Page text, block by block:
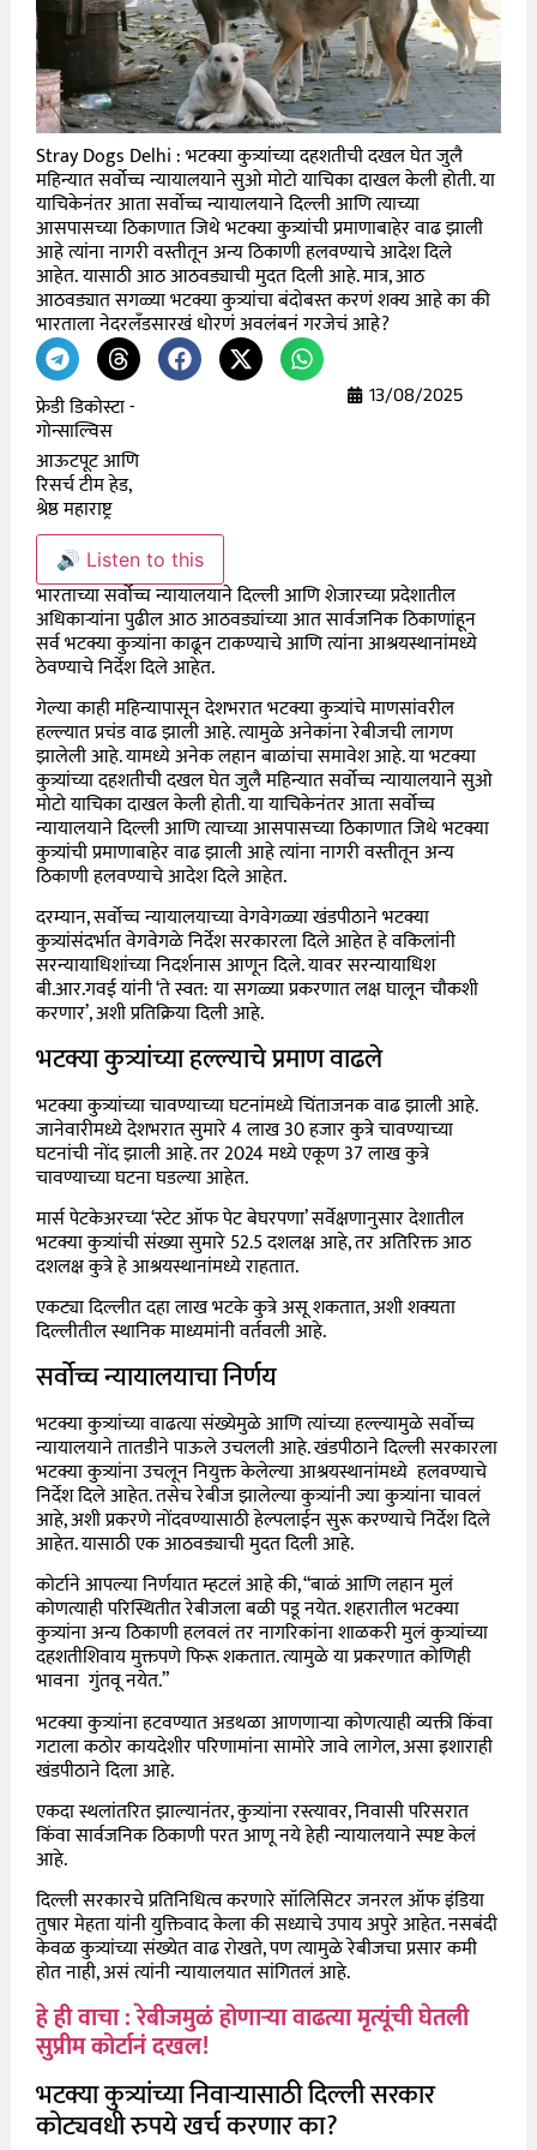
Stray Dogs Delhi : भटक्या कुत्र्यांच्या दहशतीची दखल घेत जुलै
महिन्यात सर्वोच्च न्यायालयाने सुओ मोटो याचिका दाखल केली होती. या
याचिकेनंतर आता सर्वोच्च न्यायालयाने दिल्ली आणि त्याच्या
आसपासच्या ठिकाणात जिथे भटक्या कुत्र्यांची प्रमाणाबाहेर वाढ झाली
आहे त्यांना नागरी वस्तीतून अन्य ठिकाणी हलवण्याचे आदेश दिले
आहेत. यासाठी आठ आठवड्याची मुदत दिली आहे. मात्र, आठ
आठवड्यात सगळ्या भटक्या कुत्र्यांचा बंदोबस्त करणं शक्य आहे का की
भारताला नेदरलँडसारखं धोरणं अवलंबनं गरजेचं आहे?
फ्रेडी डिकोस्टा -
गोन्साल्विस
आऊटपूट आणि
रिसर्च टीम हेड,
श्रेष्ठ महाराष्ट्र
13/08/2025
🔊 Listen to this
भारताच्या सर्वोच्च न्यायालयाने दिल्ली आणि शेजारच्या प्रदेशातील
अधिकाऱ्यांना पुढील आठ आठवड्यांच्या आत सार्वजनिक ठिकाणांहून
सर्व भटक्या कुत्र्यांना काढून टाकण्याचे आणि त्यांना आश्रयस्थानांमध्ये
ठेवण्याचे निर्देश दिले आहेत.
गेल्या काही महिन्यापासून देशभरात भटक्या कुत्र्यांचे माणसांवरील
हल्ल्यात प्रचंड वाढ झाली आहे. त्यामुळे अनेकांना रेबीजची लागण
झालेली आहे. यामध्ये अनेक लहान बाळांचा समावेश आहे. या भटक्या
कुत्र्यांच्या दहशतीची दखल घेत जुलै महिन्यात सर्वोच्च न्यायालयाने सुओ
मोटो याचिका दाखल केली होती. या याचिकेनंतर आता सर्वोच्च
न्यायालयाने दिल्ली आणि त्याच्या आसपासच्या ठिकाणात जिथे भटक्या
कुत्र्यांची प्रमाणाबाहेर वाढ झाली आहे त्यांना नागरी वस्तीतून अन्य
ठिकाणी हलवण्याचे आदेश दिले आहेत.
दरम्यान, सर्वोच्च न्यायालयाच्या वेगवेगळ्या खंडपीठाने भटक्या
कुत्र्यांसंदर्भात वेगवेगळे निर्देश सरकारला दिले आहेत हे वकिलांनी
सरन्यायाधिशांच्या निदर्शनास आणून दिले. यावर सरन्यायाधिश
बी.आर.गवई यांनी ‘ते स्वत: या सगळ्या प्रकरणात लक्ष घालून चौकशी
करणार’, अशी प्रतिक्रिया दिली आहे.
भटक्या कुत्र्यांच्या हल्ल्याचे प्रमाण वाढले
भटक्या कुत्र्यांच्या चावण्याच्या घटनांमध्ये चिंताजनक वाढ झाली आहे.
जानेवारीमध्ये देशभरात सुमारे 4 लाख 30 हजार कुत्रे चावण्याच्या
घटनांची नोंद झाली आहे. तर 2024 मध्ये एकूण 37 लाख कुत्रे
चावण्याच्या घटना घडल्या आहेत.
मार्स पेटकेअरच्या ‘स्टेट ऑफ पेट बेघरपणा’ सर्वेक्षणानुसार देशातील
भटक्या कुत्र्यांची संख्या सुमारे 52.5 दशलक्ष आहे, तर अतिरिक्त आठ
दशलक्ष कुत्रे हे आश्रयस्थानांमध्ये राहतात.
एकट्या दिल्लीत दहा लाख भटके कुत्रे असू शकतात, अशी शक्यता
दिल्लीतील स्थानिक माध्यमांनी वर्तवली आहे.
सर्वोच्च न्यायालयाचा निर्णय
भटक्या कुत्र्यांच्या वाढत्या संख्येमुळे आणि त्यांच्या हल्ल्यामुळे सर्वोच्च
न्यायालयाने तातडीने पाऊले उचलली आहे. खंडपीठाने दिल्ली सरकारला
भटक्या कुत्र्यांना उचलून नियुक्त केलेल्या आश्रयस्थानांमध्ये हलवण्याचे
निर्देश दिले आहेत. तसेच रेबीज झालेल्या कुत्र्यांनी ज्या कुत्र्यांना चावलं
आहे, अशी प्रकरणे नोंदवण्यासाठी हेल्पलाईन सुरू करण्याचे निर्देश दिले
आहेत. यासाठी एक आठवड्याची मुदत दिली आहे.
कोर्टाने आपल्या निर्णयात म्हटलं आहे की, “बाळं आणि लहान मुलं
कोणत्याही परिस्थितीत रेबीजला बळी पडू नयेत. शहरातील भटक्या
कुत्र्यांना अन्य ठिकाणी हलवलं तर नागरिकांना शाळकरी मुलं कुत्र्यांच्या
दहशतीशिवाय मुक्तपणे फिरू शकतात. त्यामुळे या प्रकरणात कोणिही
भावना गुंतवू नयेत.”
भटक्या कुत्र्यांना हटवण्यात अडथळा आणणाऱ्या कोणत्याही व्यक्ती किंवा
गटाला कठोर कायदेशीर परिणामांना सामोरे जावे लागेल, असा इशाराही
खंडपीठाने दिला आहे.
एकदा स्थलांतरित झाल्यानंतर, कुत्र्यांना रस्त्यावर, निवासी परिसरात
किंवा सार्वजनिक ठिकाणी परत आणू नये हेही न्यायालयाने स्पष्ट केलं
आहे.
दिल्ली सरकारचे प्रतिनिधित्व करणारे सॉलिसिटर जनरल ऑफ इंडिया
तुषार मेहता यांनी युक्तिवाद केला की सध्याचे उपाय अपुरे आहेत. नसबंदी
केवळ कुत्र्यांच्या संख्येत वाढ रोखते, पण त्यामुळे रेबीजचा प्रसार कमी
होत नाही, असं त्यांनी न्यायालयात सांगितलं आहे.
हे ही वाचा : रेबीजमुळं होणाऱ्या वाढत्या मृत्यूंची घेतली
सुप्रीम कोर्टानं दखल!
भटक्या कुत्र्यांच्या निवाऱ्यासाठी दिल्ली सरकार
कोट्यवधी रुपये खर्च करणार का?